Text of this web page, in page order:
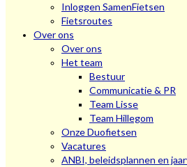
Inloggen SamenFietsen
Fietsroutes
Over ons
Over ons
Het team
Bestuur
Communicatie & PR
Team Lisse
Team Hillegom
Onze Duofietsen
Vacatures
ANBI, beleidsplannen en